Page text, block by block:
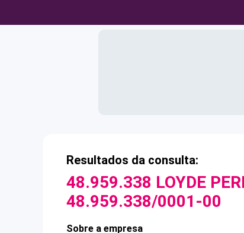
Resultados da consulta:
48.959.338 LOYDE
48.959.338/0001-00
Sobre a empresa